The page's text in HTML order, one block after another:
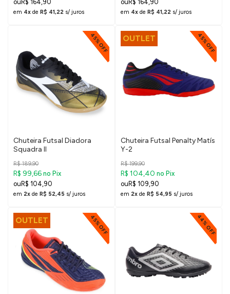
R$ 164,90
em 4x de R$ 41,22 s/ juros
R$ 164,90
em 4x de R$ 41,22 s/ juros
45% OFF
Chuteira Futsal Diadora
Squadra II
R$ 189,90
R$ 99,66 no Pix
R$ 104,90
em 2x de R$ 52,45 s/ juros
OUTLET 45% OFF
Chuteira Futsal Penalty Matís
Y-2
R$ 199,90
R$ 104,40 no Pix
R$ 109,90
em 2x de R$ 54,95 s/ juros
OUTLET 45% OFF 44% OFF